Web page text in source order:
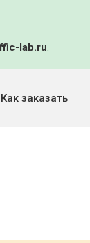
lab.ru.
Как заказать